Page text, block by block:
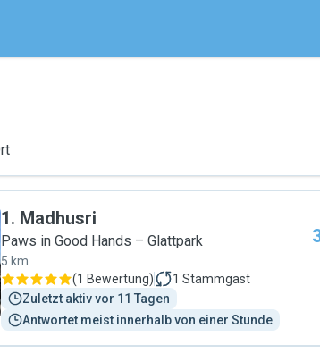
1. Madhusri
Paws in Good Hands – Glattpark
5 km
(1 Bewertung) 1 Stammgast
Zuletzt aktiv vor 11 Tagen
Antwortet meist innerhalb von einer Stunde